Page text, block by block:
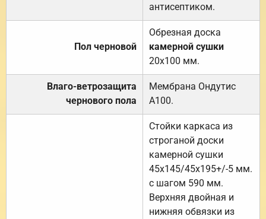
антисептиком.
Пол черновой
Обрезная доска
камерной сушки
20х100 мм.
Влаго-ветрозащита
чернового пола
Мембрана Ондутис
А100.
Стойки каркаса из
строганой доски
камерной сушки
45х145/45х195+/-5 мм.
с шагом 590 мм.
Верхняя двойная и
нижняя обвязки из